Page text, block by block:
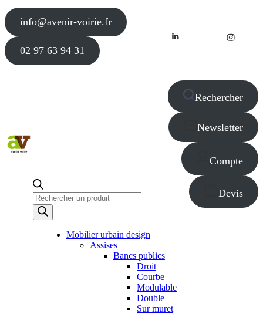
info@avenir-voirie.fr
02 97 63 94 31
Recherche
de
produits
Rechercher
Newsletter
Compte
Devis
Mobilier urbain design
Assises
Bancs publics
Droit
Courbe
Modulable
Double
Sur muret